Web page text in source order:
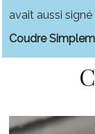
avait aussi
Coudre